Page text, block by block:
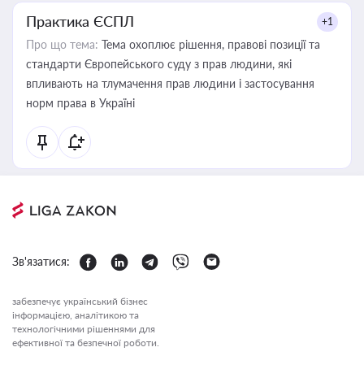
Практика ЄСПЛ +1
Про що тема: Тема охоплює рішення, правові позиції та
стандарти Європейського суду з прав людини, які
впливають на тлумачення прав людини і застосування
норм права в Україні
Зв'язатися:
забезпечує український бізнес
інформацією, аналітикою та
технологічними рішеннями для
ефективної та безпечної роботи.